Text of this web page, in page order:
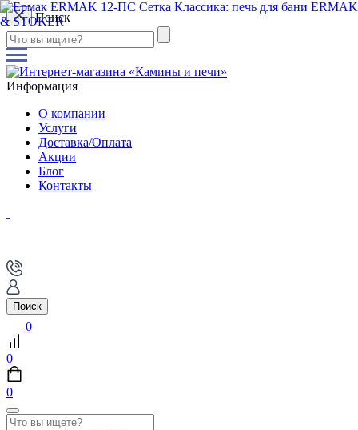
Поиск
Информация
О компании
Услуги
Доставка/Оплата
Акции
Блог
Контакты
Поиск
0
0
0